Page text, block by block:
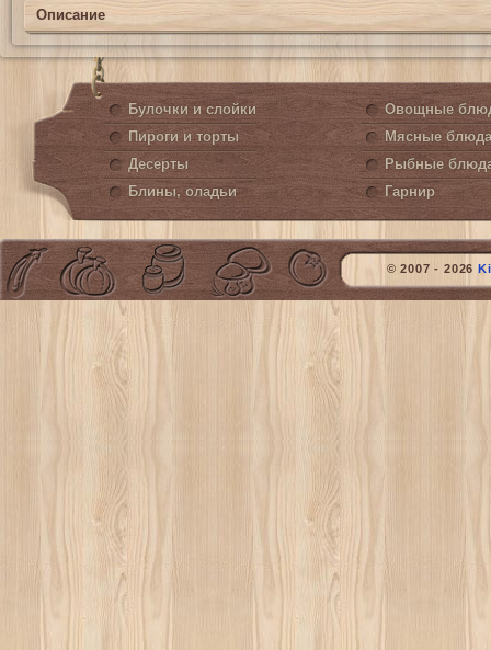
Описание
Булочки и слойки
Пироги и торты
Десерты
Блины, оладьи
Овощные
Мясные блюда
Рыбные
Гарнир
© 2007 - 2026